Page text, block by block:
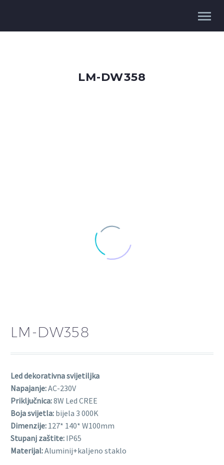
LM-DW358
LM-DW358
Led dekorativna svijetiljka
Napajanje:AC-230V
Priključnica:8W Led CREE
Boja svijetla: bijela 3 000K
Dimenzije: 127* 140* W100mm
Stupanj zaštite: IP65
Materijal:Aluminij+kaljeno staklo